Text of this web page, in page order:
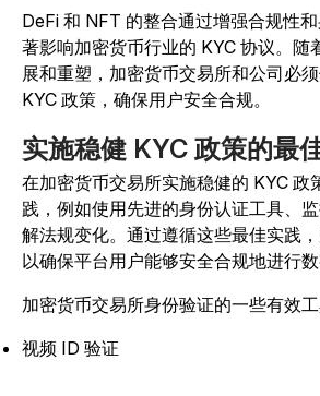
DeFi 和 NFT 的整合通过增强合规性
著影响加密货币行业的 KYC 协议。随
展和重塑，加密货币交易所和公司必
KYC 政策，确保用户安全合规。
实施稳健 KYC 政策的最
在加密货币交易所实施稳健的 KYC 政
践，例如使用先进的身份认证工具、
解法规变化。通过遵循这些最佳实践
以确保平台用户能够安全合规地进行数
加密货币交易所身份验证的一些有效工
视频 ID 验证